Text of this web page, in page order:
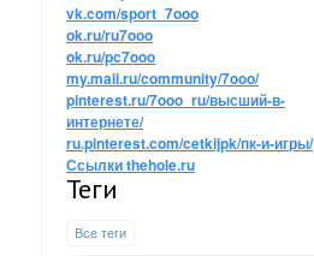
vk.com/sport_7ooo
ok.ru/ru7ooo
ok.ru/pc7ooo
my.mail.ru/community/7ooo/
pinterest.ru/7ooo_ru/высший-в-
интернете/
ru.pinterest.com/cetkijpk/пк-и-игры/
Ссылки thehole.ru
Теги
Все теги